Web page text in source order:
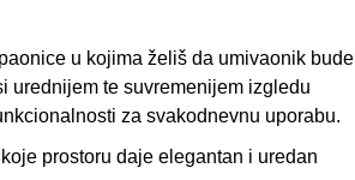
u kojima želiš da umivaonik bude
urednijem te suvremenijem izgledu
za svakodnevnu uporabu.
prostoru daje elegantan i uredan